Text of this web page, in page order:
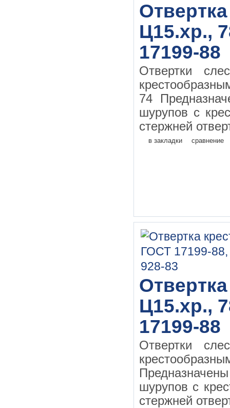
Ц15.хр.,
17199-88
Отвертки
74
шурупов с
стержней
в закладки сравнение
Ц15.хр.,
17199-88
Отвертки
шурупов с
стержней